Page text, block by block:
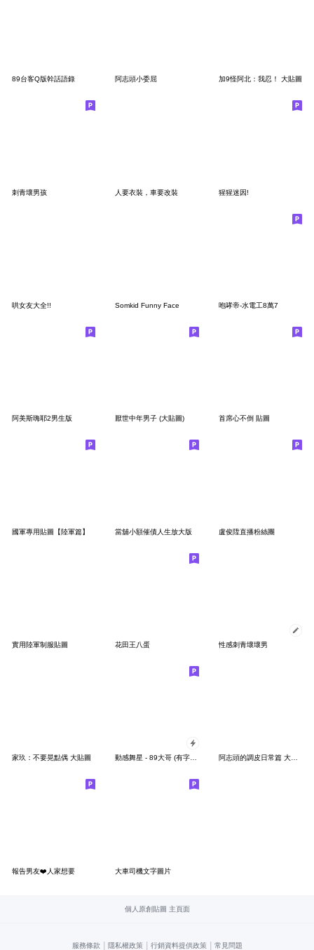
89台客Q版幹話語錄 阿志頭小委屈 加9怪阿北：我忍！ 大貼圖
刺青壞男孩 人要衣裝，車要改裝 猩猩迷因!
哄女友大全!! Somkid Funny Face 咆哮帝-水電工8萬7
阿美斯嗨耶2男生版 厭世中年男子 (大貼圖) 首席心不倒 貼圖
國軍專用貼圖【陸軍篇】 當舖小額催債人生放大版 盧俊陞直播粉絲團
實用陸軍制服貼圖 花田王八蛋 性感刺青壞壞男
家玖：不要晃點偶 大貼圖 動感舞星 - 89大哥 (有字版) 阿志頭的調皮日常篇 大貼圖
報告男友❤️人家想要 大車司機文字圖片
個人原創貼圖 主頁面
服務條款 | 隱私權政策 | 行銷資料提供政策 | 常見問題